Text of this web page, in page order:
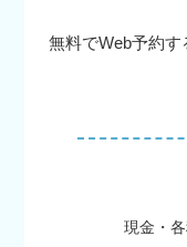
無料でWeb予約す
現金・